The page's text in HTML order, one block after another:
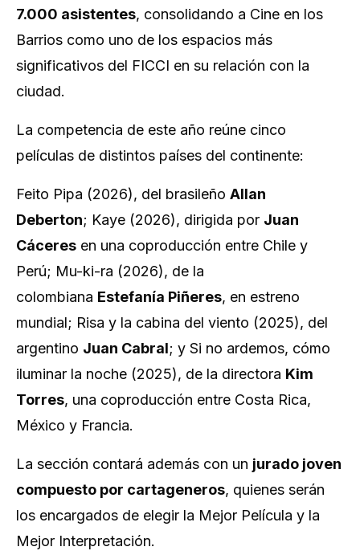
7.000 asistentes, consolidando a Cine en los
Barrios como uno de los espacios más
significativos del FICCI en su relación con la
ciudad.
La competencia de este año reúne cinco
películas de distintos países del continente:
Feito Pipa (2026), del brasileño Allan
Deberton; Kaye (2026), dirigida por Juan
Cáceres en una coproducción entre Chile y
Perú; Mu-ki-ra (2026), de la
colombiana Estefanía Piñeres, en estreno
mundial; Risa y la cabina del viento (2025), del
argentino Juan Cabral; y Si no ardemos, cómo
iluminar la noche (2025), de la directora Kim
Torres, una coproducción entre Costa Rica,
México y Francia.
La sección contará además con un jurado joven
compuesto por cartageneros, quienes serán
los encargados de elegir la Mejor Película y la
Mejor Interpretación.